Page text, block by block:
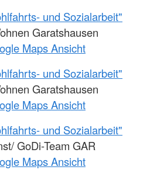
und Sozialarbeit"
Garatshausen
Maps Ansicht
und Sozialarbeit"
Garatshausen
Maps Ansicht
und Sozialarbeit"
GoDi-Team GAR
Maps Ansicht